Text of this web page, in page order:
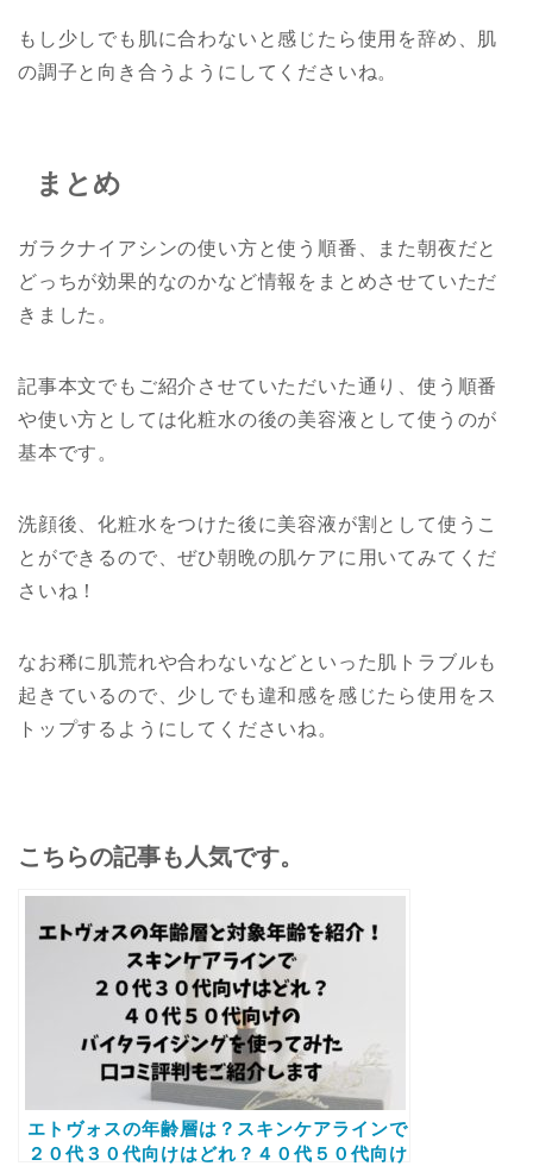
もし少しでも肌に合わないと感じたら使用を辞め、肌
の調子と向き合うようにしてくださいね。
まとめ
ガラクナイアシンの使い方と使う順番、また朝夜だと
どっちが効果的なのかなど情報をまとめさせていただ
きました。
記事本文でもご紹介させていただいた通り、使う順番
や使い方としては化粧水の後の美容液として使うのが
基本です。
洗顔後、化粧水をつけた後に美容液が割として使うこ
とができるので、ぜひ朝晩の肌ケアに用いてみてくだ
さいね！
なお稀に肌荒れや合わないなどといった肌トラブルも
起きているので、少しでも違和感を感じたら使用をス
トップするようにしてくださいね。
こちらの記事も人気です。
エトヴォスの年齢層は？スキンケアラインで
２０代３０代向けはどれ？４０代５０代向け